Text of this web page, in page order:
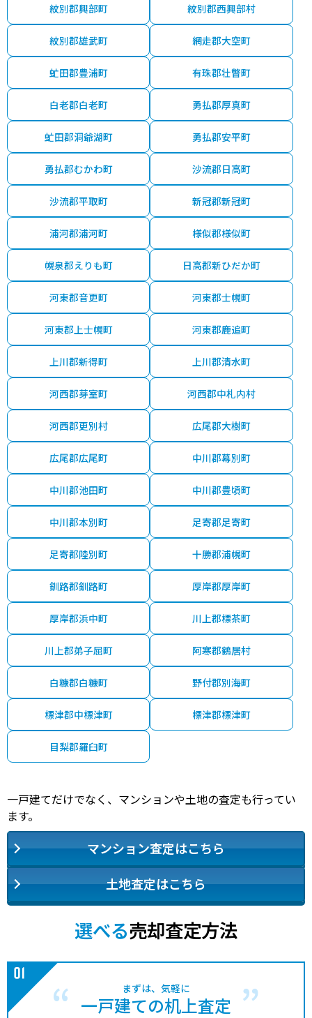
紋別郡興部町 紋別郡西興部村
紋別郡雄武町 網走郡大空町
虻田郡豊浦町 有珠郡壮瞥町
白老郡白老町 勇払郡厚真町
虻田郡洞爺湖町 勇払郡安平町
勇払郡むかわ町 沙流郡日高町
沙流郡平取町 新冠郡新冠町
浦河郡浦河町 様似郡様似町
幌泉郡えりも町 日高郡新ひだか町
河東郡音更町 河東郡士幌町
河東郡上士幌町 河東郡鹿追町
上川郡新得町 上川郡清水町
河西郡芽室町 河西郡中札内村
河西郡更別村 広尾郡大樹町
広尾郡広尾町 中川郡幕別町
中川郡池田町 中川郡豊頃町
中川郡本別町 足寄郡足寄町
足寄郡陸別町 十勝郡浦幌町
釧路郡釧路町 厚岸郡厚岸町
厚岸郡浜中町 川上郡標茶町
川上郡弟子屈町 阿寒郡鶴居村
白糠郡白糠町 野付郡別海町
標津郡中標津町 標津郡標津町
目梨郡羅臼町
一戸建てだけでなく、マンションや土地の査定も行ってい
ます。
マンション査定はこちら
土地査定はこちら
選べる売却査定方法
まずは、気軽に
一戸建ての机上査定